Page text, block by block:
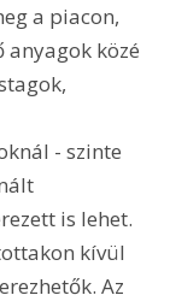
a piacon,
anyagok közé
- szinte
is lehet.
kívül
Az